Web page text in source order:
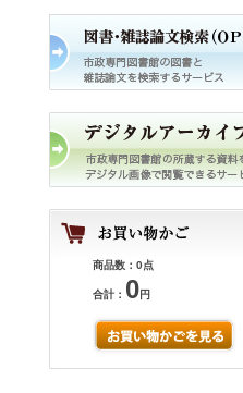
商品数：0点
合計： 0円